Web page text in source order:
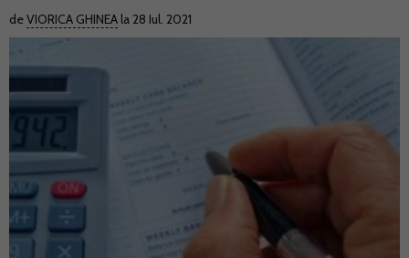
deVIORICA GHINEA la 28 Iul. 2021